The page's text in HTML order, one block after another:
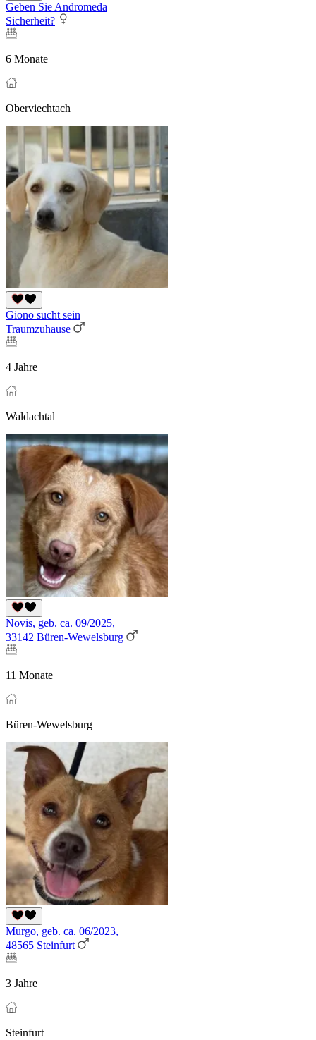
Geben Sie Andromeda
Sicherheit?
6 Monate
Oberviechtach
Giono sucht sein
Traumzuhause
4 Jahre
Waldachtal
Novis, geb. ca. 09/2025,
33142 Büren-Wewelsburg
11 Monate
Büren-Wewelsburg
Murgo, geb. ca. 06/2023,
48565 Steinfurt
3 Jahre
Steinfurt